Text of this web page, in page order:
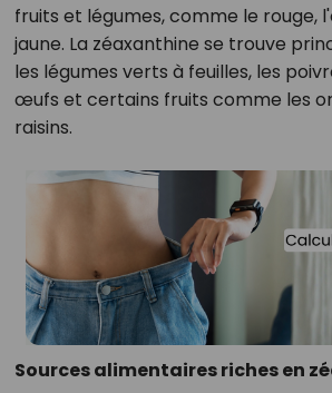
fruits et légumes, comme le rouge,
jaune. La zéaxanthine se trouve
les légumes verts à feuilles, les
œufs et certains fruits comme les
raisins.
Sources alimentaires riches en